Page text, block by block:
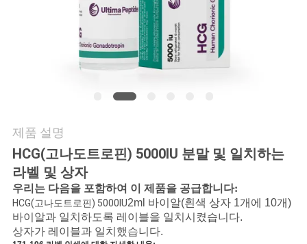
뉴
스
경
제품 설명
HCG(고나도트로핀) 5000IU 분말 및 일치하는
라벨 및 상자
우리는 다음을 포함하여 이 제품을 공급합니다:
HCG(고나도트로핀) 5000IU2ml 바이알(흰색 상자 1개에 10개)
바이알과 일치하도록 레이블을 일치시켰습니다.
상자가 레이블과 일치했습니다.